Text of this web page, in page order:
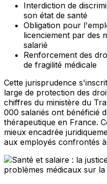
Interdiction de
son état de santé
Obligation pour
licenciement par des
salarié
Renforcement des
de fragilité médicale
Cette jurisprudence
large de protection des
chiffres du ministère du
000 salariés ont bénéficié
thérapeutique en France.
mieux encadrée
aux employés confrontés